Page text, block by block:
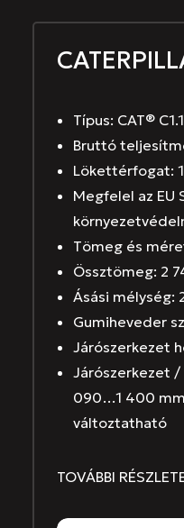
Típus: CAT® C1.1
Bruttó
Lökettérfogat:
Megfelel az EU
Tömeg és
Össztömeg: 2
Ásási mélység:
Gumiheveder
Járószerkezet
Járószerkezet /
090…1 400
változtatható
TOVÁBBI